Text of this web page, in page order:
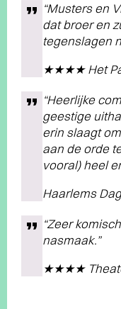
“Musters en
dat broer en
tegenslagen
★★★★ Het
“Heerlijke
geestige
erin slaagt
aan de orde
vooral) heel
Haarlems
“Zeer
nasmaak.”
★★★★